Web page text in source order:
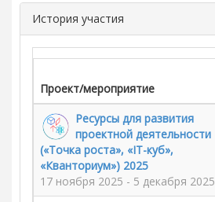
История участия
Проект/мероприятие
Ресурсы для развития
проектной деятельности
(«Точка роста», «IT-куб»,
«Кванториум») 2025
17 ноября 2025 - 5 декабря 2025